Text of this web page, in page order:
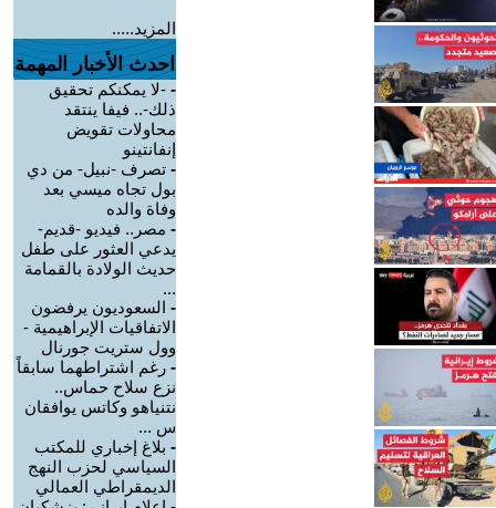
المزيد.....
احدث الأخبار المهمة
- -لا يمكنكم تحقيق
ذلك-.. فيفا ينتقد
محاولات تقويض
إنفانتينو
- تصرف -نبيل- من دي
بول تجاه ميسي بعد
وفاة والده
- مصر.. فيديو -قديم-
يدعي العثور على طفل
حديث الولادة بالقمامة
...
- السعوديون يرفضون
الاتفاقيات الإبراهيمية -
وول ستريت جورنال
- رغم اشتراطهما سابقاً
نزع سلاح حماس..
نتنياهو وكاتس يوافقان
س ...
- بلاغ إخباري للمكتب
السياسي لحزب النهج
الديمقراطي العمالي